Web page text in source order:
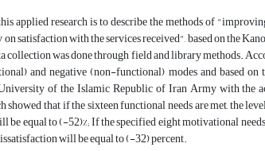
applied research is to describe the methods of
satisfaction with the services received", based on the
collection was done through field and library methods.
and negative (non-functional) modes and based
of the Islamic Republic of Iran Army with the
showed that if the sixteen functional needs are met, the
equal to (-52)%; If the specified eight motivational
will be equal to (-32) percent.